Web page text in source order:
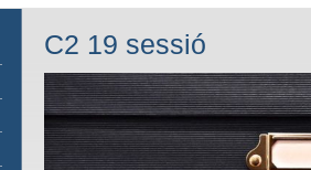
C2 19 sessió